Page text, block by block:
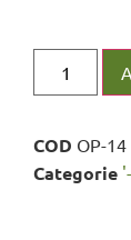
COD OP-14
Categorie